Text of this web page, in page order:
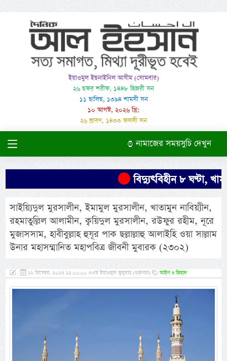
ইয়াওমুল ইছনাইনিল আযীম (সোমবার)
২৬ ছফর শরীফ, ১৪৪৮ হিজরী সন
১১ ছালিছ, ১৩৯৪ শামসী সন
১০ আগস্ট, ২০২৬ খ্রি:
২৬ শ্রাবণ, ১৪৩৩ ফসলী সন
নামাজের সময়সুচি দেখুন
বিদ্যুৎবিহীন ৮ ঘণ্টা,
সাইয়্যিদুল মুরসালীন, ইমামুল মুরসালীন, খাতামুন নাবিয়্যীন,
রহমাতুল্লিল আলামীন, ক্বয়িদুল মুরসালীন, রউফুর রহীম, নূরে
মুজাসসাম, হাবীবুল্লাহ হুযূর পাক ছল্লাল্লাহু আলাইহি ওয়া সাল্লাম
উনার মহাসম্মানিত মহাপবিত্র জীবনী মুবারক (২৩০২)
, ১২ ডিসেম্বর, ২০২৫ ১২:০০:০০ এএম ইয়াওমুল জুমুয়াহ (শুক্রবার) আইন ও জিহাদ